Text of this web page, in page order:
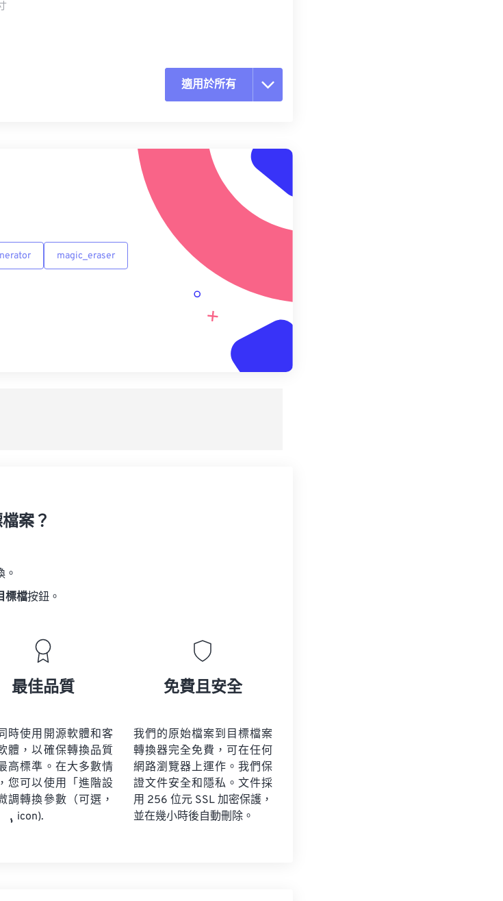
適用於所有
應用預設
另存為預設
magic_eraser
案？
。
標檔按鈕。
最佳品質
時使用開源軟體和客
體，以確保轉換品質
高標準。在大多數情
您可以使用「進階設
調轉換參數（可選，
icon).
免費且安全
我們的原始檔案到目標檔案
轉換器完全免費，可在任何
網路瀏覽器上運作。我們保
證文件安全和隱私。文件採
用 256 位元 SSL 加密保護，
並在幾小時後自動刪除。